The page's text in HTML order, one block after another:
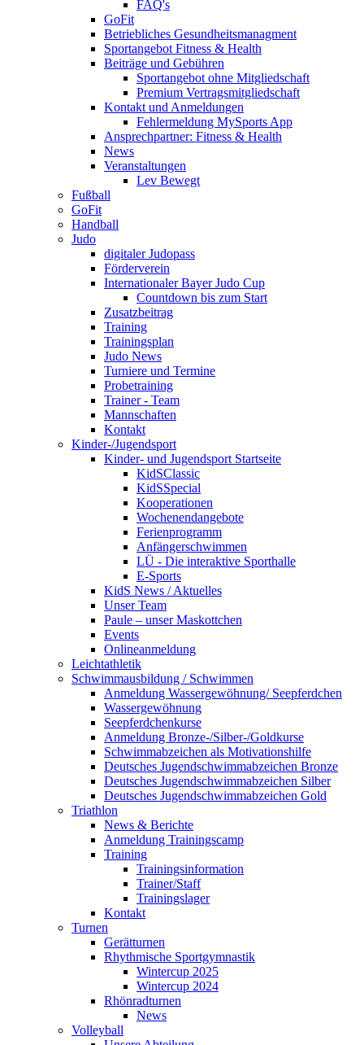
FAQ's
GoFit
Betriebliches Gesundheitsmanagment
Sportangebot Fitness & Health
Beiträge und Gebühren
Sportangebot ohne Mitgliedschaft
Premium Vertragsmitgliedschaft
Kontakt und Anmeldungen
Fehlermeldung MySports App
Ansprechpartner: Fitness & Health
News
Veranstaltungen
Lev Bewegt
Fußball
GoFit
Handball
Judo
digitaler Judopass
Förderverein
Internationaler Bayer Judo Cup
Countdown bis zum Start
Zusatzbeitrag
Training
Trainingsplan
Judo News
Turniere und Termine
Probetraining
Trainer - Team
Mannschaften
Kontakt
Kinder-/Jugendsport
Kinder- und Jugendsport Startseite
KidSClassic
KidSSpecial
Kooperationen
Wochenendangebote
Ferienprogramm
Anfängerschwimmen
LÜ - Die interaktive Sporthalle
E-Sports
KidS News / Aktuelles
Unser Team
Paule – unser Maskottchen
Events
Onlineanmeldung
Leichtathletik
Schwimmausbildung / Schwimmen
Anmeldung Wassergewöhnung/ Seepferdchen
Wassergewöhnung
Seepferdchenkurse
Anmeldung Bronze-/Silber-/Goldkurse
Schwimmabzeichen als Motivationshilfe
Deutsches Jugendschwimmabzeichen Bronze
Deutsches Jugendschwimmabzeichen Silber
Deutsches Jugendschwimmabzeichen Gold
Triathlon
News & Berichte
Anmeldung Trainingscamp
Training
Trainingsinformation
Trainer/Staff
Trainingslager
Kontakt
Turnen
Gerätturnen
Rhythmische Sportgymnastik
Wintercup 2025
Wintercup 2024
Rhönradturnen
News
Volleyball